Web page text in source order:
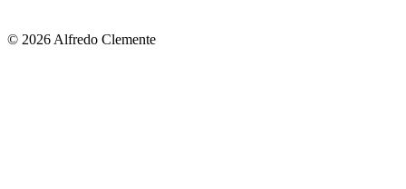
© 2026 Alfredo Clemente